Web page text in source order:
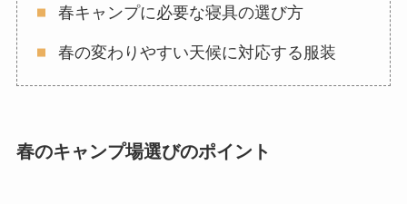
春キャンプに必要な寝具の選び方
春の変わりやすい天候に対応する服装
春のキャンプ場選びのポイント